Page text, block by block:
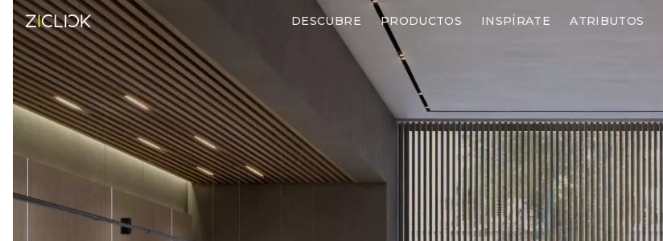
DESCUBRE PRODUCTOS INSPÍRATE ATRIBUTOS